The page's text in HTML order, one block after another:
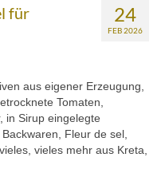
24
FEB 2026
für
aus eigener Erzeugung,
Tomaten,
in Sirup eingelegte
Fleur de sel,
vieles mehr aus Kreta,